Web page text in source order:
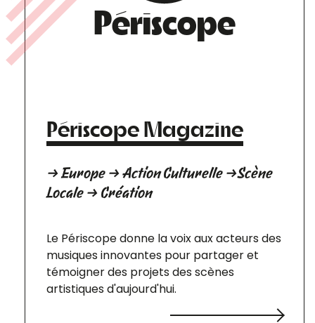
Périscope
Périscope Magazine
→ Europe → Action Culturelle →Scène
Locale → Création
Le Périscope donne la voix aux acteurs des
musiques innovantes pour partager et
témoigner des projets des scènes
artistiques d'aujourd'hui.